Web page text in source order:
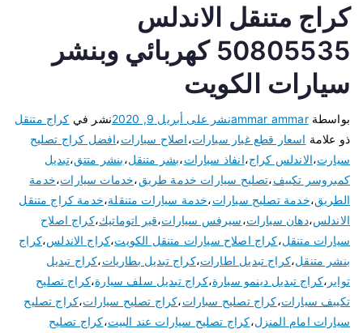
كراج متنقل الاندلس
50805535 كهربائي وبنشر
سيارات الكويت
بواسطةammar ammarنشر على أبريل 9, 2020 نشر في كراج متنقل
ذو علامة اسعار قطع غيار سيارات،اصلاح سيارات،افضل كراج تصليح
سيارت،الاندلس كراج،انفاذ سيارات،بشر متنقل،بنشر متتق،تبديل
كمبروسر تكييف،تصليح سيارات خدمة طريق،خدمات سيارات،خدمة
الطريق،خدمة تصليح سيارات،خدمة سيارات متنقلة،خدمة كراج متنقل
الاندلس،دهان سيارات،سيرفس سيارات،قير اتوماتيك،كراج اصلاح
سيارات متنقل،كراج اصلاح سيارات متنقل الكويت،كراج الاندلس،كراج
بنشر متنقل،كراج تبديل اطارات،كراج تبديل بطاريات،كراج تبديل
تواير ،كراج تبديل دينمو سيارة،كراج تبديل سلف سيارة،كراج تصليح
تكييف سيارات،كراج تصليح سبارات،كراج تصليح سيارات،كراج تصليح
سيارات امام المنزل،كراج تصليح سيارات عند البيت،كراج تصليح